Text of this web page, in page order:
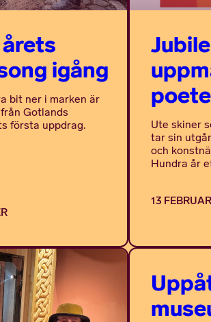
igång
bit ner i marken är
Gotlands
första uppdrag.
Ute skiner
tar sin
och
Hundra år
13